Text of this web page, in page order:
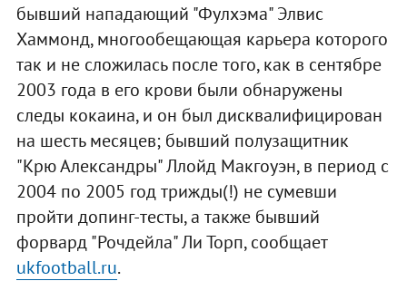
бывший нападающий "Фулхэма" Элвис
Хаммонд, многообещающая карьера которого
так и не сложилась после того, как в сентябре
2003 года в его крови были обнаружены
следы кокаина, и он был дисквалифицирован
на шесть месяцев; бывший полузащитник
"Крю Александры" Ллойд Макгоуэн, в период с
2004 по 2005 год трижды(!) не сумевши
пройти допинг-тесты, а также бывший
форвард "Рочдейла" Ли Торп, сообщает
ukfootball.ru.